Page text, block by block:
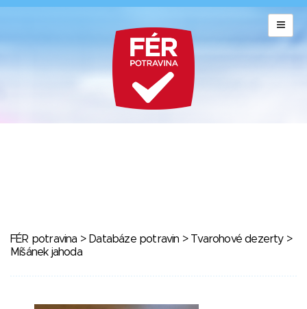
FÉR potravina > Databáze potravin > Tvarohové dezerty>
Míšánek jahoda